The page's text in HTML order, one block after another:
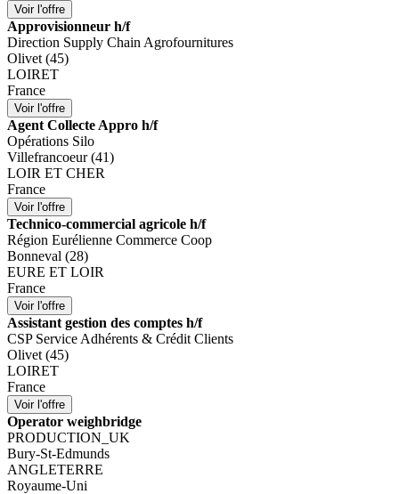
Approvisionneur h/f
Direction Supply Chain Agrofournitures
Olivet (45)
LOIRET
France
Agent Collecte Appro h/f
Opérations Silo
Villefrancoeur (41)
LOIR ET CHER
France
Technico-commercial agricole h/f
Région Eurélienne Commerce Coop
Bonneval (28)
EURE ET LOIR
France
Assistant gestion des comptes h/f
CSP Service Adhérents & Crédit Clients
Olivet (45)
LOIRET
France
Operator weighbridge
PRODUCTION_UK
Bury-St-Edmunds
ANGLETERRE
Royaume-Uni